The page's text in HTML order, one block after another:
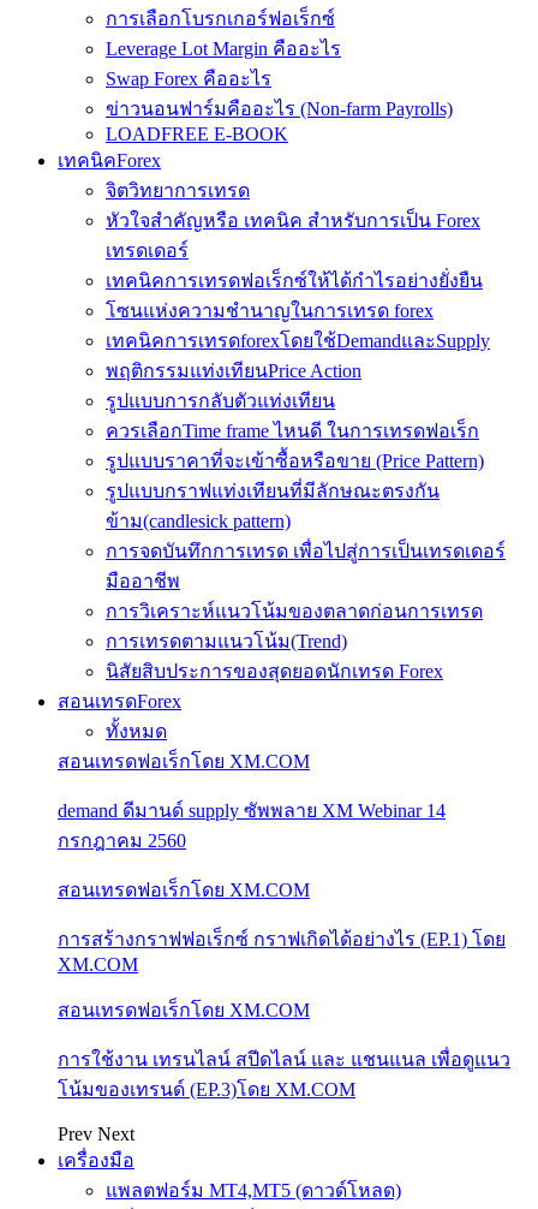
การเลือกโบรกเกอร์ฟอเร็กซ์
Leverage Lot Margin คืออะไร
Swap Forex คืออะไร
ข่าวนอนฟาร์มคืออะไร (Non-farm Payrolls)
LOADFREE E-BOOK
เทคนิคForex
จิตวิทยาการเทรด
หัวใจสำคัญหรือ เทคนิค สำหรับการเป็น Forex
เทรดเดอร์
เทคนิคการเทรดฟอเร็กซ์ให้ได้กำไรอย่างยั่งยืน
โซนแห่งความชำนาญในการเทรด forex
เทคนิคการเทรดforexโดยใช้DemandและSupply
พฤติกรรมแท่งเทียนPrice Action
รูปแบบการกลับตัวแท่งเทียน
ควรเลือกTime frame ไหนดี ในการเทรดฟอเร็ก
รูปแบบราคาที่จะเข้าซื้อหรือขาย (Price Pattern)
รูปแบบกราฟแท่งเทียนที่มีลักษณะตรงกัน
ข้าม(candlesick pattern)
การจดบันทึกการเทรด เพื่อไปสู่การเป็นเทรดเดอร์
มืออาชีพ
การวิเคราะห์แนวโน้มของตลาดก่อนการเทรด
การเทรดตามแนวโน้ม(Trend)
นิสัยสิบประการของสุดยอดนักเทรด Forex
สอนเทรดForex
ทั้งหมด
สอนเทรดฟอเร็กโดย XM.COM
demand ดีมานด์ supply ซัพพลาย XM Webinar 14
กรกฎาคม 2560
สอนเทรดฟอเร็กโดย XM.COM
การสร้างกราฟฟอเร็กซ์ กราฟเกิดได้อย่างไร (EP.1) โดย
XM.COM
สอนเทรดฟอเร็กโดย XM.COM
การใช้งาน เทรนไลน์ สปีดไลน์ และ แชนแนล เพื่อดูแนว
โน้มของเทรนด์ (EP.3)โดย XM.COM
Prev Next
เครื่องมือ
แพลตฟอร์ม MT4,MT5 (ดาวด์โหลด)